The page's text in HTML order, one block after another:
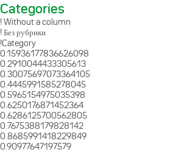
Categories
! Without a column
! Без рубрики
!Category
0.15936177836626098
0.2910044433305613
0.30075697073364105
0.4445991585278045
0.5965154975035398
0.6250176871452364
0.6286125700562805
0.7675388179828142
0.8685991418229849
0.90977647197579